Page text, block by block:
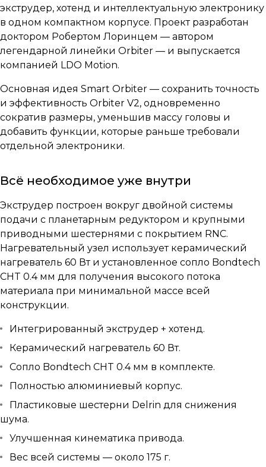
экструдер, хотенд и интеллектуальную электронику
в одном компактном корпусе. Проект разработан
доктором Робертом Лоринцем — автором
легендарной линейки Orbiter — и выпускается
компанией LDO Motion.
Основная идея Smart Orbiter — сохранить точность
и эффективность Orbiter V2, одновременно
сократив размеры, уменьшив массу головы и
добавить функции, которые раньше требовали
отдельной электроники.
Всё необходимое уже внутри
Экструдер построен вокруг двойной системы
подачи с планетарным редуктором и крупными
приводными шестернями с покрытием RNC.
Нагревательный узел использует керамический
нагреватель 60 Вт и установленное сопло Bondtech
CHT 0.4 мм для получения высокого потока
материала при минимальной массе всей
конструкции.
Интегрированный экструдер + хотенд.
Керамический нагреватель 60 Вт.
Сопло Bondtech CHT 0.4 мм в комплекте.
Полностью алюминиевый корпус.
Пластиковые шестерни Delrin для снижения
шума.
Улучшенная кинематика привода.
Вес всей системы — около 175 г.